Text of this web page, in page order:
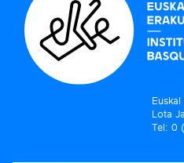
Lota
Tel: 0